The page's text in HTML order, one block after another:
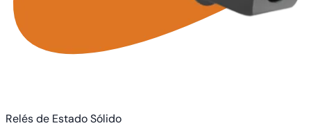
Relés de Estado Sólido